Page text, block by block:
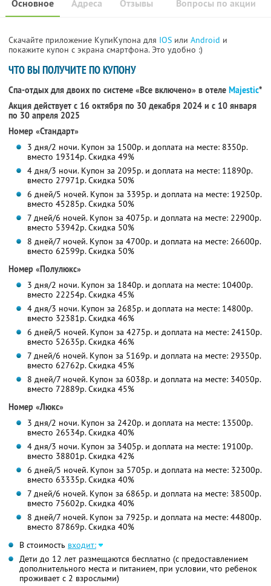
Основное Отзывы Вопросы по акции
Адреса
Скачайте приложение КупиКупона для IOS или Android и
покажите купон с экрана смартфона. Это удобно :)
ЧТО ВЫ ПОЛУЧИТЕ ПО КУПОНУ
Спа-отдых для двоих по системе «Все включено» в отеле Majestic*
Акция действует с 16 октября по 30 декабря 2024 и с 10 января
по 30 апреля 2025
Номер «Стандарт»
3 дня/2 ночи. Купон за 1500р. и доплата на месте: 8350р.
вместо 19314р. Скидка 49%
4 дня/3 ночи. Купон за 2095р. и доплата на месте: 11890р.
вместо 27971р. Скидка 50%
6 дней/5 ночей. Купон за 3395р. и доплата на месте: 19250р.
вместо 45285р. Скидка 50%
7 дней/6 ночей. Купон за 4075р. и доплата на месте: 22900р.
вместо 53942р. Скидка 50%
8 дней/7 ночей. Купон за 4700р. и доплата на месте: 26600р.
вместо 62599р. Скидка 50%
Номер «Полулюкс»
3 дня/2 ночи. Купон за 1840р. и доплата на месте: 10400р.
вместо 22254р. Скидка 45%
4 дня/3 ночи. Купон за 2685р. и доплата на месте: 14800р.
вместо 32381р. Скидка 46%
6 дней/5 ночей. Купон за 4275р. и доплата на месте: 24150р.
вместо 52635р. Скидка 46%
7 дней/6 ночей. Купон за 5169р. и доплата на месте: 29350р.
вместо 62762р. Скидка 45%
8 дней/7 ночей. Купон за 6038р. и доплата на месте: 34050р.
вместо 72889р. Скидка 45%
Номер «Люкс»
3 дня/2 ночи. Купон за 2420р. и доплата на месте: 13500р.
вместо 26534р. Скидка 40%
4 дня/3 ночи. Купон за 3405р. и доплата на месте: 19100р.
вместо 38801р. Скидка 42%
6 дней/5 ночей. Купон за 5705р. и доплата на месте: 32300р.
вместо 63335р. Скидка 40%
7 дней/6 ночей. Купон за 6865р. и доплата на месте: 38500р.
вместо 75602р. Скидка 40%
8 дней/7 ночей. Купон за 7925р. и доплата на месте: 44800р.
вместо 87869р. Скидка 40%
В стоимость входит:
Дети до 12 лет размещаются бесплатно (с предоставлением
дополнительного места и питанием, при условии, что ребенок
проживает с 2 взрослыми)